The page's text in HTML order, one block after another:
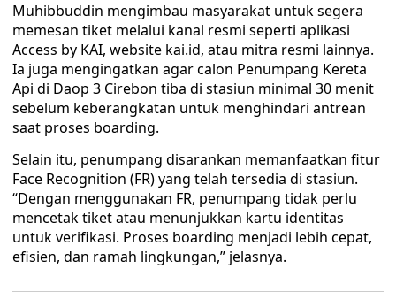
Muhibbuddin mengimbau masyarakat untuk segera
memesan tiket melalui kanal resmi seperti aplikasi
Access by KAI, website kai.id, atau mitra resmi lainnya.
Ia juga mengingatkan agar calon Penumpang Kereta
Api di Daop 3 Cirebon tiba di stasiun minimal 30 menit
sebelum keberangkatan untuk menghindari antrean
saat proses boarding.
Selain itu, penumpang disarankan memanfaatkan fitur
Face Recognition (FR) yang telah tersedia di stasiun.
“Dengan menggunakan FR, penumpang tidak perlu
mencetak tiket atau menunjukkan kartu identitas
untuk verifikasi. Proses boarding menjadi lebih cepat,
efisien, dan ramah lingkungan,” jelasnya.